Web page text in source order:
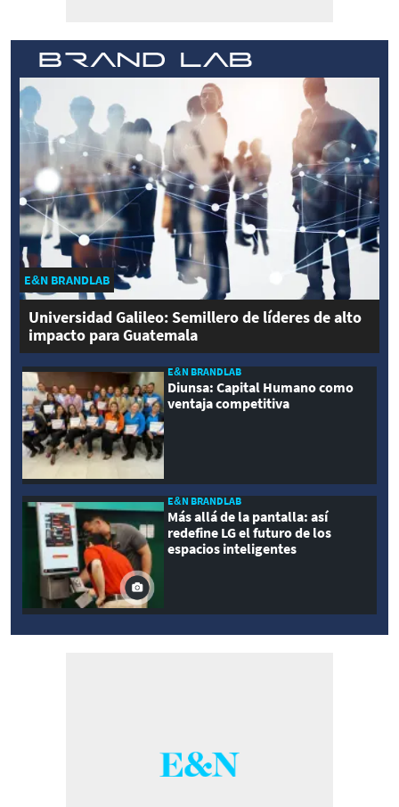
E&N BRANDLAB
Universidad Galileo: Semillero de líderes de alto
impacto para Guatemala
E&N BRANDLAB
Diunsa: Capital Humano como
ventaja competitiva
E&N BRANDLAB
Más allá de la pantalla: así
redefine LG el futuro de los
espacios inteligentes